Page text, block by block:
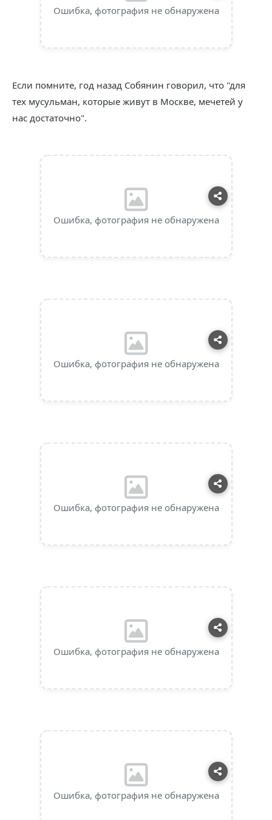
Ошибка, фотография не обнаружена
Если помните, год назад Собянин говорил, что "для
тех мусульман, которые живут в Москве, мечетей у
нас достаточно".
Ошибка, фотография не обнаружена
Ошибка, фотография не обнаружена
Ошибка, фотография не обнаружена
Ошибка, фотография не обнаружена
Ошибка, фотография не обнаружена